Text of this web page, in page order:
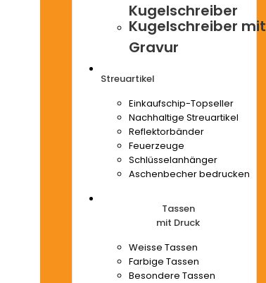
Kugelschreiber
Kugelschreiber mit
Gravur
Streuartikel
Einkaufschip-Topseller
Nachhaltige Streuartikel
Reflektorbänder
Feuerzeuge
Schlüsselanhänger
Aschenbecher bedrucken
Tassen
mit Druck
Weisse Tassen
Farbige Tassen
Besondere Tassen